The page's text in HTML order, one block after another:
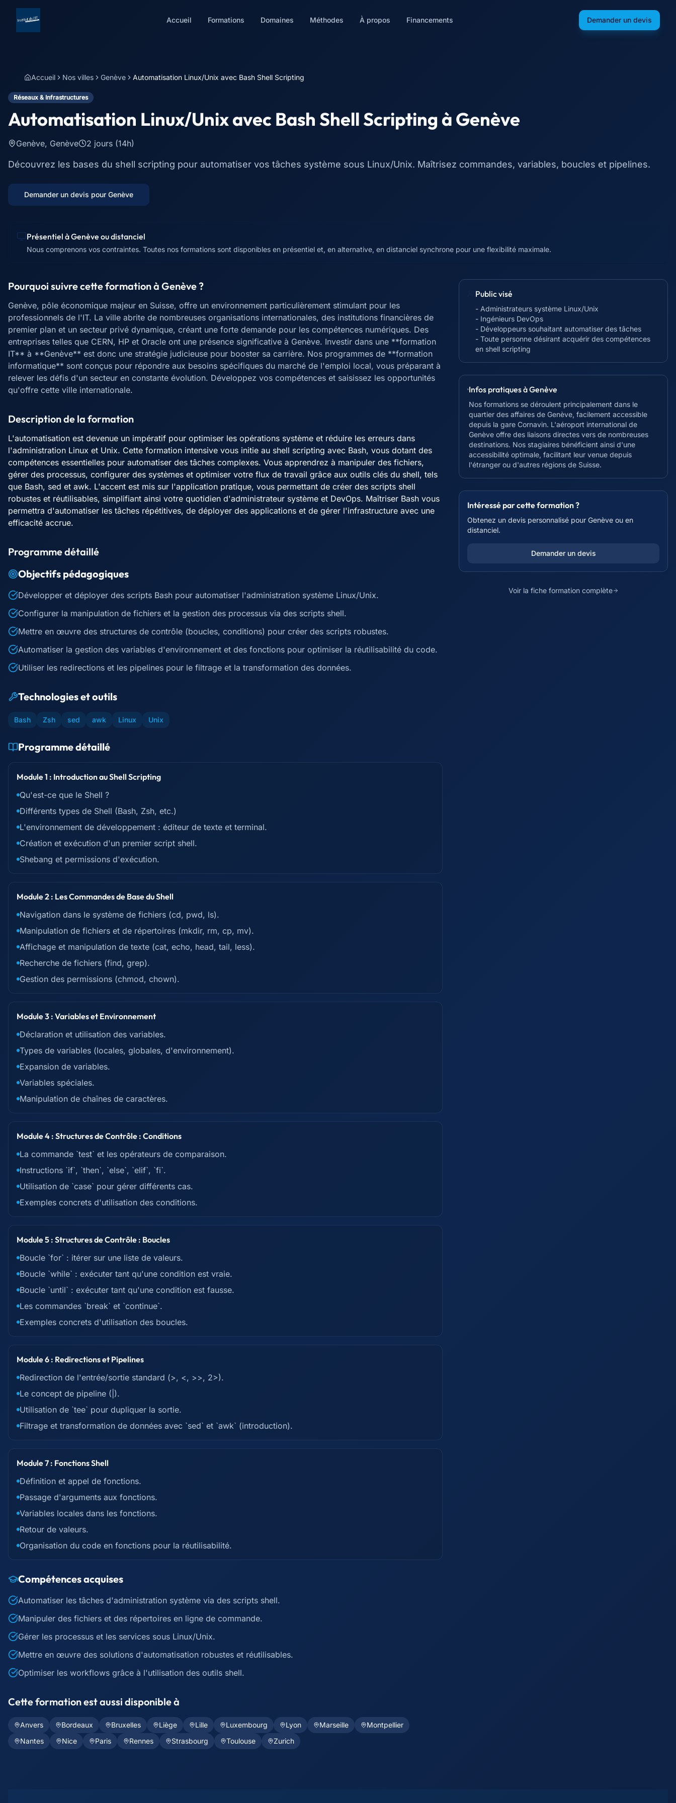
Accueil Formations Domaines Méthodes À propos Financements Demander un devis
Accueil Nos villes Genève Automatisation Linux/Unix avec Bash Shell Scripting
Réseaux & Infrastructures
Automatisation Linux/Unix avec Bash Shell Scripting à Genève
Genève, Genève 2 jours (14h)
Découvrez les bases du shell scripting pour automatiser vos tâches système sous Linux/Unix. Maîtrisez commandes, variables, boucles et pipelines.
Demander un devis pour Genève
Présentiel àGenève ou distanciel
Nous comprenons vos contraintes. Toutes nos formations sont disponibles en présentiel et, en alternative, en distanciel synchrone pour une flexibilité maximale.
Pourquoi suivre cette formation à Genève?
Genève, pôle économique majeur en Suisse, offre un environnement particulièrement stimulant pour les
professionnels de l'IT. La ville abrite de nombreuses organisations internationales, des institutions financières de
premier plan et un secteur privé dynamique, créant une forte demande pour les compétences numériques. Des
entreprises telles que CERN, HP et Oracle ont une présence significative à Genève. Investir dans une **formation
IT** à **Genève** est donc une stratégie judicieuse pour booster sa carrière. Nos programmes de **formation
informatique** sont conçus pour répondre aux besoins spécifiques du marché de l'emploi local, vous préparant à
relever les défis d'un secteur en constante évolution. Développez vos compétences et saisissez les opportunités
qu'offre cette ville internationale.
Description de la formation
L'automatisation est devenue un impératif pour optimiser les opérations système et réduire les erreurs dans
l'administration Linux et Unix. Cette formation intensive vous initie au shell scripting avec Bash, vous dotant des
compétences essentielles pour automatiser des tâches complexes. Vous apprendrez à manipuler des fichiers,
gérer des processus, configurer des systèmes et optimiser votre flux de travail grâce aux outils clés du shell, tels
que Bash, sed et awk. L'accent est mis sur l'application pratique, vous permettant de créer des scripts shell
robustes et réutilisables, simplifiant ainsi votre quotidien d'administrateur système et DevOps. Maîtriser Bash vous
permettra d'automatiser les tâches répétitives, de déployer des applications et de gérer l'infrastructure avec une
efficacité accrue.
Programme détaillé
Objectifs pédagogiques
Développer et déployer des scripts Bash pour automatiser l'administration système Linux/Unix.
Configurer la manipulation de fichiers et la gestion des processus via des scripts shell.
Mettre en œuvre des structures de contrôle (boucles, conditions) pour créer des scripts robustes.
Automatiser la gestion des variables d'environnement et des fonctions pour optimiser la réutilisabilité du code.
Utiliser les redirections et les pipelines pour le filtrage et la transformation des données.
Technologies et outils
Bash Zsh sed awk Linux Unix
Programme détaillé
Module 1 : Introduction au Shell Scripting
Qu'est-ce que le Shell ?
Différents types de Shell (Bash, Zsh, etc.)
L'environnement de développement : éditeur de texte et terminal.
Création et exécution d'un premier script shell.
Shebang et permissions d'exécution.
Module 2 : Les Commandes de Base du Shell
Navigation dans le système de fichiers (cd, pwd, ls).
Manipulation de fichiers et de répertoires (mkdir, rm, cp, mv).
Affichage et manipulation de texte (cat, echo, head, tail, less).
Recherche de fichiers (find, grep).
Gestion des permissions (chmod, chown).
Module 3 : Variables et Environnement
Déclaration et utilisation des variables.
Types de variables (locales, globales, d'environnement).
Expansion de variables.
Variables spéciales.
Manipulation de chaînes de caractères.
Module 4 : Structures de Contrôle : Conditions
La commande `test` et les opérateurs de comparaison.
Instructions `if`, `then`, `else`, `elif`, `fi`.
Utilisation de `case` pour gérer différents cas.
Exemples concrets d'utilisation des conditions.
Module 5 : Structures de Contrôle : Boucles
Boucle `for` : itérer sur une liste de valeurs.
Boucle `while` : exécuter tant qu'une condition est vraie.
Boucle `until` : exécuter tant qu'une condition est fausse.
Les commandes `break` et `continue`.
Exemples concrets d'utilisation des boucles.
Module 6 : Redirections et Pipelines
Redirection de l'entrée/sortie standard (>, <, >>, 2>).
Le concept de pipeline (|).
Utilisation de `tee` pour dupliquer la sortie.
Filtrage et transformation de données avec `sed` et `awk` (introduction).
Module 7 : Fonctions Shell
Définition et appel de fonctions.
Passage d'arguments aux fonctions.
Variables locales dans les fonctions.
Retour de valeurs.
Organisation du code en fonctions pour la réutilisabilité.
Compétences acquises
Automatiser les tâches d'administration système via des scripts shell.
Manipuler des fichiers et des répertoires en ligne de commande.
Gérer les processus et les services sous Linux/Unix.
Mettre en œuvre des solutions d'automatisation robustes et réutilisables.
Optimiser les workflows grâce à l'utilisation des outils shell.
Cette formation est aussi disponible à
Anvers Bordeaux Bruxelles Liège Lille Luxembourg Lyon Marseille
Montpellier
Nantes
Nice Paris Rennes Strasbourg Toulouse Zurich
Public visé
- Administrateurs système Linux/Unix
- Ingénieurs DevOps
- Développeurs souhaitant automatiser des tâches
- Toute personne désirant acquérir des compétences
en shell scripting
Infos pratiques àGenève
Nos formations se déroulent principalement dans le
quartier des affaires de Genève, facilement accessible
depuis la gare Cornavin. L'aéroport international de
Genève offre des liaisons directes vers de nombreuses
destinations. Nos stagiaires bénéficient ainsi d'une
accessibilité optimale, facilitant leur venue depuis
l'étranger ou d'autres régions de Suisse.
Intéressé par cette formation ?
Obtenez un devis personnalisé pour Genève ou en
distanciel.
Demander un devis
Voir la fiche formation complète